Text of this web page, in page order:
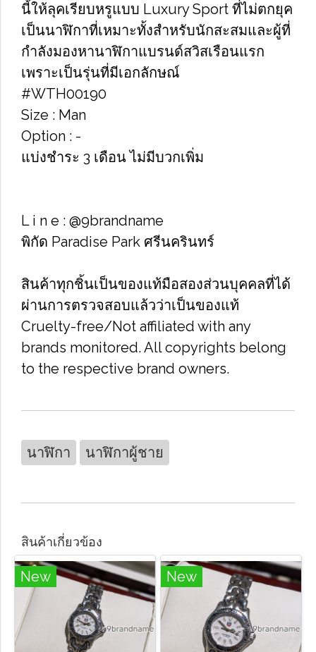
นี้ให้ลุคเรียบหรูแบบ Luxury Sport ที่ไม่ตกยุค
เป็นนาฬิกาที่เหมาะทั้งสำหรับนักสะสมและผู้ที่
กำลังมองหานาฬิกาแบรนด์สวิสเรือนแรก
เพราะเป็นรุ่นที่มีเอกลักษณ์
#WTH00190
Size : Man
Option​ : -
แบ่งชำระ 3 เดือน ไม่มีบวกเพิ่ม
L i n e : @9brandname
พิกัด Paradise Park ศรีนครินทร์
สินค้าทุกชิ้นเป็นของแท้มือสองส่วนบุคคลที่ได้
ผ่านการตรวจสอบแล้วว่าเป็นของแท้
Cruelty-free/Not affiliated with any
brands monitored. All copyrights belong
to the respective brand owners.
นาฬิกา นาฬิกาผู้ชาย
สินค้าเกี่ยวข้อง
New New